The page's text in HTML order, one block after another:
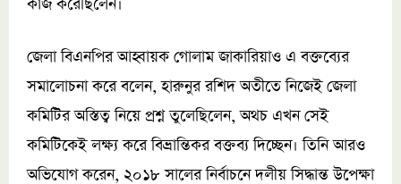
জেলা বিএনপির আহ্বায়ক গোলাম জাকারিয়াও এ বক্তব্যের
সমালোচনা করে বলেন, হারুনুর রশিদ অতীতে নিজেই জেলা
কমিটির অস্তিত্ব নিয়ে প্রশ্ন তুলেছিলেন, অথচ এখন সেই
কমিটিকেই লক্ষ্য করে বিভ্রান্তিকর বক্তব্য দিচ্ছেন। তিনি আরও
অভিযোগ করেন, ২০১৮ সালের নির্বাচনে দলীয় সিদ্ধান্ত উপেক্ষা